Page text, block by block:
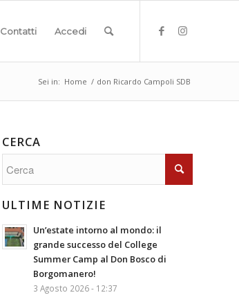
Contatti Accedi
Sei in: Home / don Ricardo Campoli SDB
CERCA
ULTIME NOTIZIE
Un’estate intorno al mondo: il
grande successo del College
Summer Camp al Don Bosco di
Borgomanero!
3 Agosto 2026 - 12:37